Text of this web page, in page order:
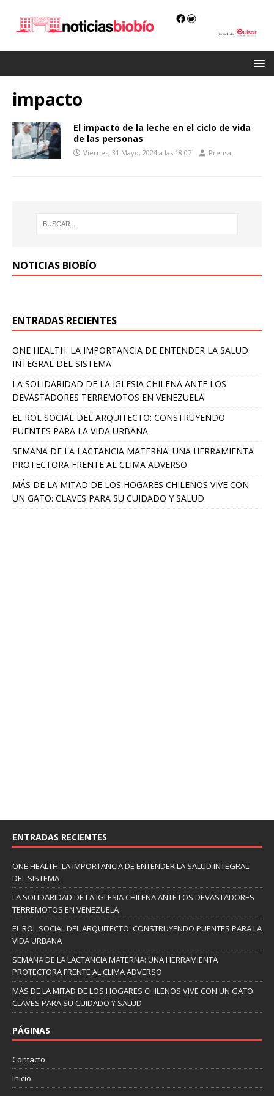
impacto
El impacto de la leche en el ciclo de vida
de las personas
Viernes, 31 Mayo, 2024 a las 18:07 Prensa
NOTICIAS BIOBÍO
ENTRADAS RECIENTES
ONE HEALTH: LA IMPORTANCIA DE ENTENDER LA SALUD
INTEGRAL DEL SISTEMA
LA SOLIDARIDAD DE LA IGLESIA CHILENA ANTE LOS
DEVASTADORES TERREMOTOS EN VENEZUELA
EL ROL SOCIAL DEL ARQUITECTO: CONSTRUYENDO
PUENTES PARA LA VIDA URBANA
SEMANA DE LA LACTANCIA MATERNA: UNA HERRAMIENTA
PROTECTORA FRENTE AL CLIMA ADVERSO
MÁS DE LA MITAD DE LOS HOGARES CHILENOS VIVE CON
UN GATO: CLAVES PARA SU CUIDADO Y SALUD
ENTRADAS RECIENTES
ONE HEALTH: LA IMPORTANCIA DE ENTENDER LA SALUD INTEGRAL
DEL SISTEMA
LA SOLIDARIDAD DE LA IGLESIA CHILENA ANTE LOS DEVASTADORES
TERREMOTOS EN VENEZUELA
EL ROL SOCIAL DEL ARQUITECTO: CONSTRUYENDO PUENTES PARA LA
VIDA URBANA
SEMANA DE LA LACTANCIA MATERNA: UNA HERRAMIENTA
PROTECTORA FRENTE AL CLIMA ADVERSO
MÁS DE LA MITAD DE LOS HOGARES CHILENOS VIVE CON UN GATO:
CLAVES PARA SU CUIDADO Y SALUD
PÁGINAS
Contacto
Inicio